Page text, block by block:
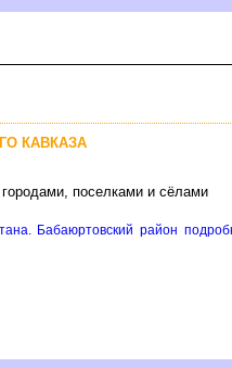
КАВКАЗА
поселками и сёлами
Бабаюртовский район